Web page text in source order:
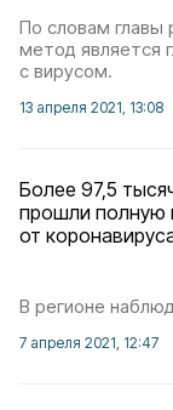
По словам главы
метод является
с вирусом.
13 апреля 2021, 13:08
Более 97,5
прошли полную
от
В регионе
7 апреля 2021, 12:47